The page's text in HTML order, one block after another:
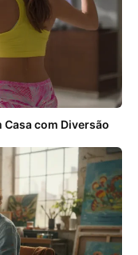
Casa com Diversão